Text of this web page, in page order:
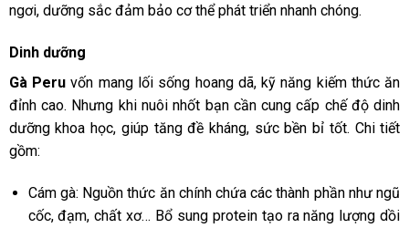
ngơi, dưỡng sắc đảm bảo cơ thể phát triển nhanh chóng.
Dinh dưỡng
Gà Peru vốn mang lối sống hoang dã, kỹ năng kiếm thức ăn
đỉnh cao. Nhưng khi nuôi nhốt bạn cần cung cấp chế độ dinh
dưỡng khoa học, giúp tăng đề kháng, sức bền bỉ tốt. Chi tiết
gồm:
Cám gà: Nguồn thức ăn chính chứa các thành phần như ngũ
cốc, đạm, chất xơ… Bổ sung protein tạo ra năng lượng dồi